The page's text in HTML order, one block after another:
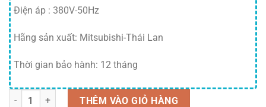
Điện áp : 380V-50Hz
Hãng sản xuất: Mitsubishi-Thái Lan
Thời gian bảo hành: 12 tháng
Số lượng THÊM VÀO GIỎ HÀNG